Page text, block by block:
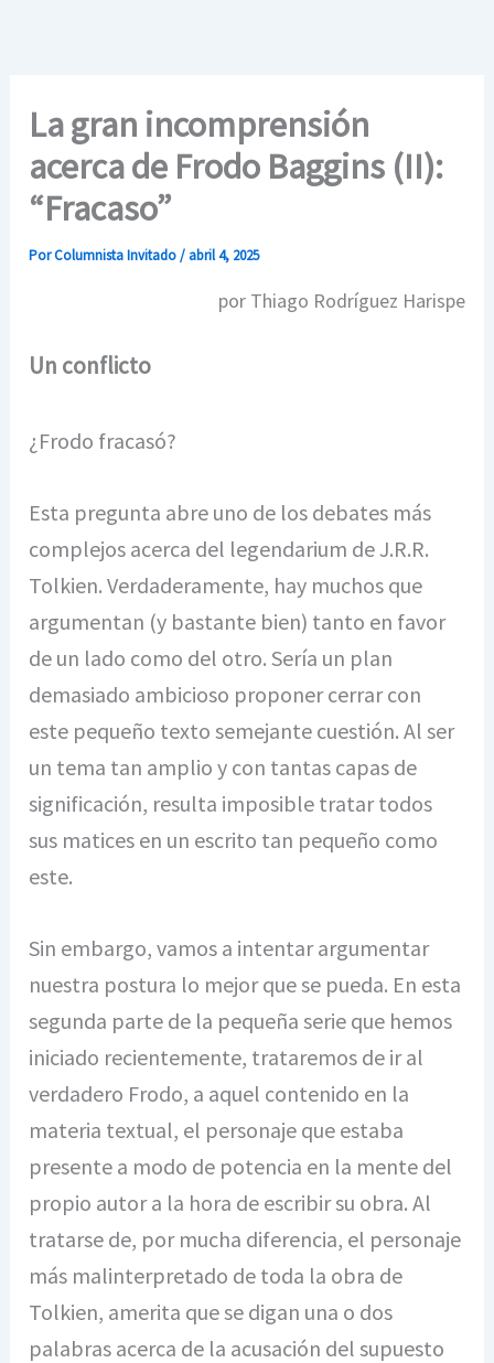
La gran incomprensión
acerca de Frodo Baggins (II):
“Fracaso”
PorColumnista Invitado/ abril 4, 2025
por Thiago Rodríguez Harispe
Un conflicto
¿Frodo fracasó?
Esta pregunta abre uno de los debates más
complejos acerca del legendarium de J.R.R.
Tolkien. Verdaderamente, hay muchos que
argumentan (y bastante bien) tanto en favor
de un lado como del otro. Sería un plan
demasiado ambicioso proponer cerrar con
este pequeño texto semejante cuestión. Al ser
un tema tan amplio y con tantas capas de
significación, resulta imposible tratar todos
sus matices en un escrito tan pequeño como
este.
Sin embargo, vamos a intentar argumentar
nuestra postura lo mejor que se pueda. En esta
segunda parte de la pequeña serie que hemos
iniciado recientemente, trataremos de ir al
verdadero Frodo, a aquel contenido en la
materia textual, el personaje que estaba
presente a modo de potencia en la mente del
propio autor a la hora de escribir su obra. Al
tratarse de, por mucha diferencia, el personaje
más malinterpretado de toda la obra de
Tolkien, amerita que se digan una o dos
palabras acerca de la acusación del supuesto